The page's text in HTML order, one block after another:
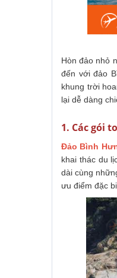
Hòn đảo nhỏ
đến với đảo
khung trời
lại dễ dàng
1. Các gói
Đảo Bình
khai thác du
dài cùng
ưu điểm đặc